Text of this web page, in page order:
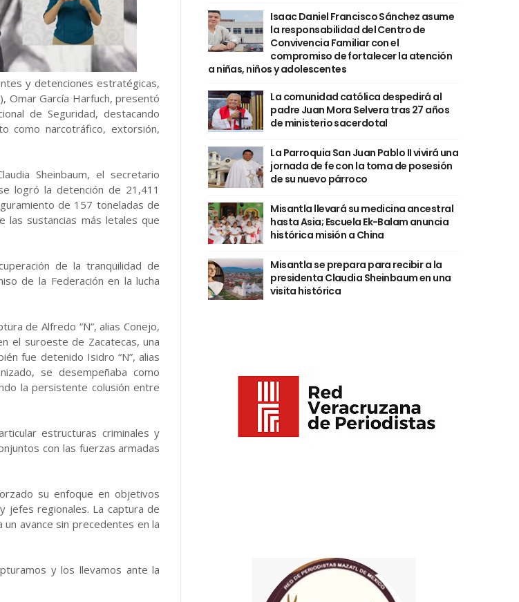
y detenciones estratégicas,
Omar García Harfuch, presentó
de Seguridad, destacando
como narcotráfico, extorsión,
Sheinbaum, el secretario
logró la detención de 21,411
de 157 toneladas de
las sustancias más letales que
de la tranquilidad de
de la Federación en la lucha
de Alfredo “N”, alias Conejo,
el suroeste de Zacatecas, una
fue detenido Isidro “N”, alias
se desempeñaba como
la persistente colusión entre
estructuras criminales y
con las fuerzas armadas
su enfoque en objetivos
jefes regionales. La captura de
avance sin precedentes en la
y los llevamos ante la
Isaac Daniel Francisco Sánchez asume
la responsabilidad del Centro de
Convivencia Familiar con el
compromiso de fortalecer la atención
a niñas, niños y adolescentes
La comunidad católica despedirá al
padre Juan Mora Selvera tras 27 años
de ministerio sacerdotal
La Parroquia San Juan Pablo II vivirá una
jornada de fe con la toma de posesión
de su nuevo párroco
Misantla llevará su medicina ancestral
hasta Asia; Escuela Ek-Balam anuncia
histórica misión a China
Misantla se prepara para recibir a la
presidenta Claudia Sheinbaum en una
visita histórica